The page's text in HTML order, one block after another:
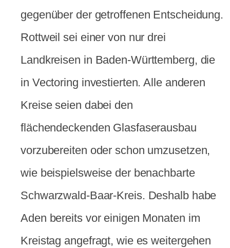
gegenüber der getroffenen Entscheidung.
Rottweil sei einer von nur drei
Landkreisen in Baden-Württemberg, die
in Vectoring investierten. Alle anderen
Kreise seien dabei den
flächendeckenden Glasfaserausbau
vorzubereiten oder schon umzusetzen,
wie beispielsweise der benachbarte
Schwarzwald-Baar-Kreis. Deshalb habe
Aden bereits vor einigen Monaten im
Kreistag angefragt, wie es weitergehen